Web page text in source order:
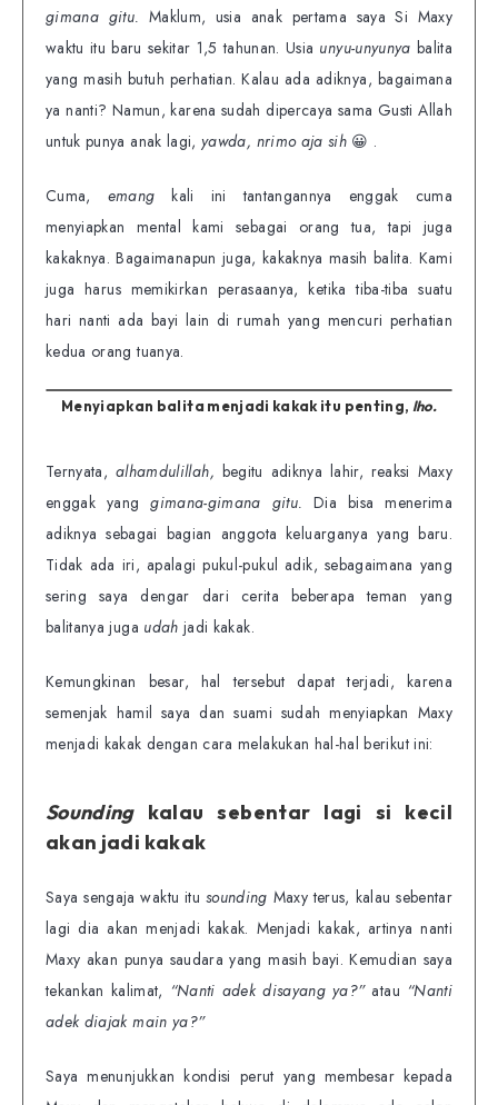
gimana gitu. Maklum, usia anak pertama saya Si Maxy
waktu itu baru sekitar 1,5 tahunan. Usia unyu-unyunya balita
yang masih butuh perhatian. Kalau ada adiknya, bagaimana
ya nanti? Namun, karena sudah dipercaya sama Gusti Allah
untuk punya anak lagi,yawda, nrimo aja sih 😀 .
Cuma, emang kali ini tantangannya enggak cuma
menyiapkan mental kami sebagai orang tua, tapi juga
kakaknya. Bagaimanapun juga, kakaknya masih balita. Kami
juga harus memikirkan perasaanya, ketika tiba-tiba suatu
hari nanti ada bayi lain di rumah yang mencuri perhatian
kedua orang tuanya.
Menyiapkan balita menjadi kakak itu penting, lho.
Ternyata, alhamdulillah, begitu adiknya lahir, reaksi Maxy
enggak yanggimana-gimana gitu.Dia bisa menerima
adiknya sebagai bagian anggota keluarganya yang baru.
Tidak ada iri, apalagi pukul-pukul adik, sebagaimana yang
sering saya dengar dari cerita beberapa teman yang
balitanya juga udah jadi kakak.
Kemungkinan besar, hal tersebut dapat terjadi, karena
semenjak hamil saya dan suami sudah menyiapkan Maxy
menjadi kakak dengan cara melakukan hal-hal berikut ini:
Soundingkalau sebentar lagi si kecil
akan jadi kakak
Saya sengaja waktu itu sounding Maxy terus, kalau sebentar
lagi dia akan menjadi kakak. Menjadi kakak, artinya nanti
Maxy akan punya saudara yang masih bayi. Kemudian saya
tekankan kalimat, “Nanti adek disayang ya?”atau “Nanti
adek diajak main ya?”
Saya menunjukkan kondisi perut yang membesar kepada